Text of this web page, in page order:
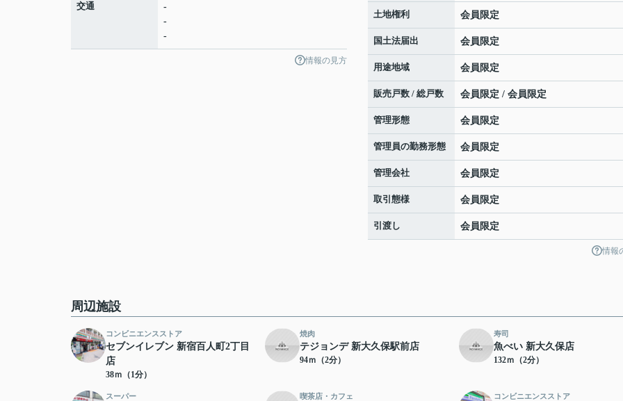
交通
-
-
-
情報の見方
土地権利 会員限定
国土法届出 会員限定
用途地域 会員限定
販売戸数 / 総戸数 会員限定 / 会員限定
管理形態 会員限定
管理員の勤務形態 会員限定
管理会社 会員限定
取引態様 会員限定
引渡し 会員限定
情報
周辺施設
コンビニエンスストア
セブンイレブン 新宿百人町2丁目
店
38ｍ（1分）
焼肉
テジョンデ 新大久保駅前店
94ｍ（2分）
寿司
魚べい 新大久保店
132ｍ（2分）
スーパー 喫茶店・カフェ コンビニエンスストア